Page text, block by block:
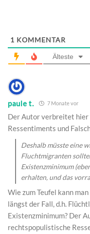
1 KOMMENTAR
Älteste
paule t. 7 Monate vor
Der Autor verbreitet hier
Ressentiments und
Deshalb müsste eine
Fluchtmigranten
Existenzminimum
erhalten, und das
Wie zum Teufel kann
längst der Fall, d.h.
Existenzminimum? Der
rechtspopulistische